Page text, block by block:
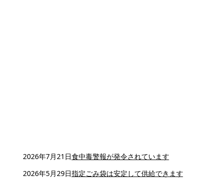
2026年7月21日食中毒警報が発令されています
2026年5月29日指定ごみ袋は安定して供給できます